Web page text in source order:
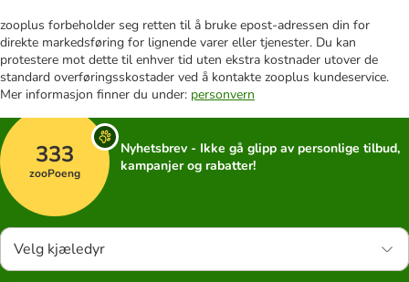
zooplus forbeholder seg retten til å bruke epost-adressen din for
direkte markedsføring for lignende varer eller tjenester. Du kan
protestere mot dette til enhver tid uten ekstra kostnader utover de
standard overføringsskostader ved å kontakte zooplus kundeservice.
Mer informasjon finner du under: personvern
333
zooPoeng
Nyhetsbrev - Ikke gå glipp av personlige tilbud,
kampanjer og rabatter!
Velg kjæledyr